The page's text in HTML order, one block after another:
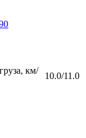
км/
10.0/11.0